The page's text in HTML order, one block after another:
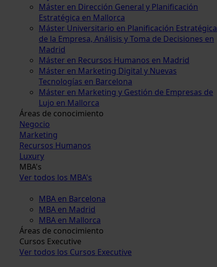
Máster en Dirección General y Planificación
Estratégica en Mallorca
Máster Universitario en Planificación Estratégica
de la Empresa, Análisis y Toma de Decisiones en
Madrid
Máster en Recursos Humanos en Madrid
Máster en Marketing Digital y Nuevas
Tecnologías en Barcelona
Máster en Marketing y Gestión de Empresas de
Lujo en Mallorca
Áreas de conocimiento
Negocio
Marketing
Recursos Humanos
Luxury
MBA's
Ver todos los MBA's
MBA en Barcelona
MBA en Madrid
MBA en Mallorca
Áreas de conocimiento
Cursos Executive
Ver todos los Cursos Executive